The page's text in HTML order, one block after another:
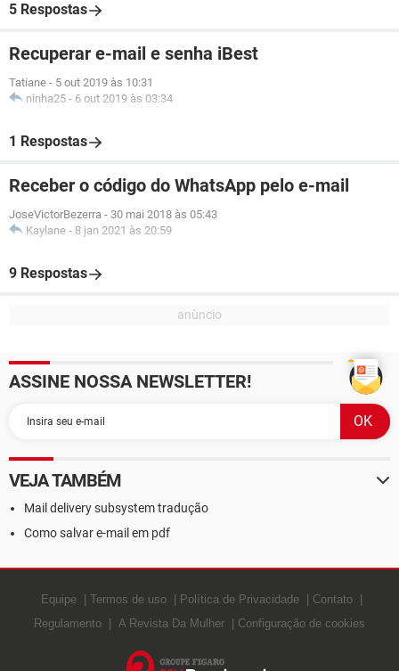
5 Respostas
Recuperar e-mail e senha iBest
Tatiane - 5 out 2019 às 10:31
ninha25 - 6 out 2019 às 03:34
1 Respostas
Receber o código do WhatsApp pelo e-mail
JoseVictorBezerra - 30 mai 2018 às 05:43
Kaylane - 8 jan 2021 às 20:59
9 Respostas
ASSINE NOSSA NEWSLETTER!
VEJA TAMBÉM
Mail delivery subsystem tradução
Como salvar e-mail em pdf
Equipe Termos de uso Política de Privacidade
Contato
Regulamento
A Revista Da Mulher Configuração de cookies